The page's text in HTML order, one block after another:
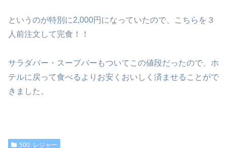
というのが特別に2,000円になっていたので、こちらを３
人前注文して完食！！
サラダバー・スープバーもついてこの値段だったので、ホ
テルに戻って食べるよりお安くおいしく済ませることがで
きました。
500. レジャー